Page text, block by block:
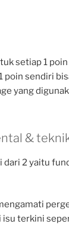
setiap 1
poin sendiri
yang
&
dari 2 yaitu
isu terkini